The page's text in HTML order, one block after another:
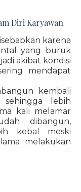
Diri Karyawan
karena
yang buruk
akibat kondisi
mendapat
kembali
lebih
kali melamar
dibangun,
kebal meski
melakukan